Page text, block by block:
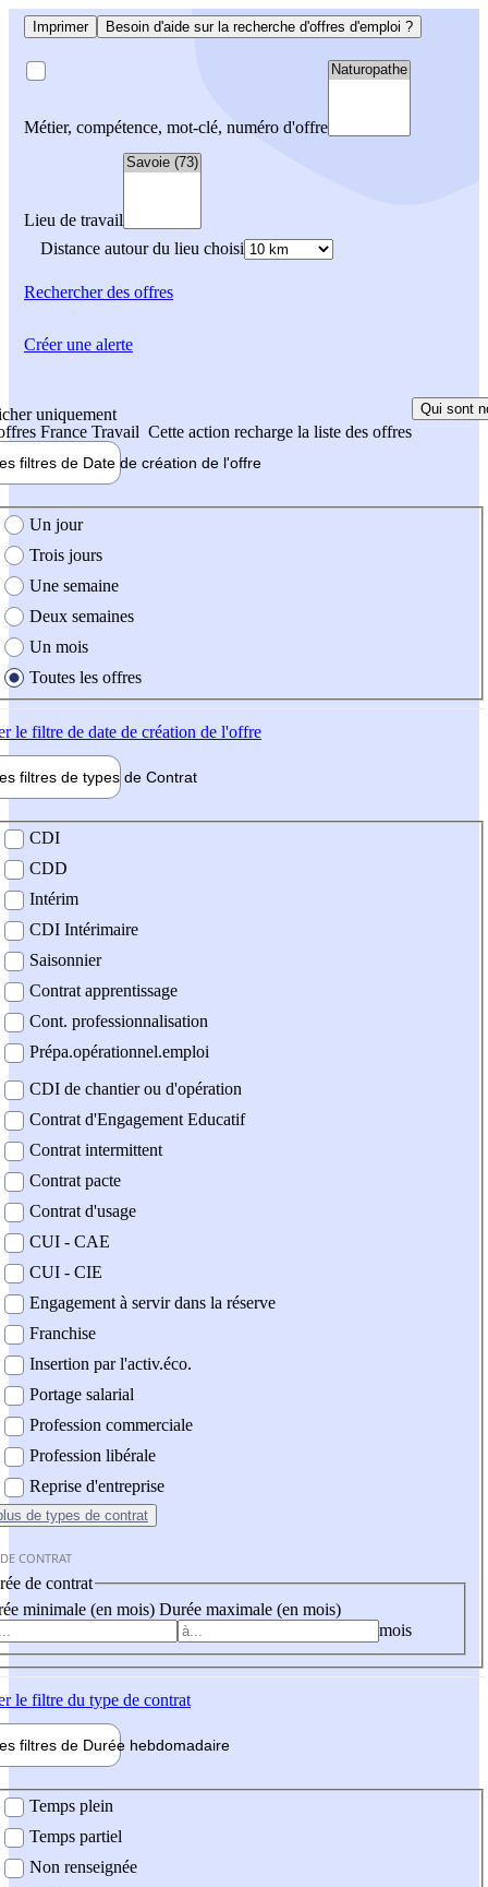
Imprimer Besoin d'aide sur la recherche d'offres d'emploi ?
Métier, compétence, mot-clé, numéro d'offre
Lieu de travail
Distance autour du lieu choisi
Rechercherdes offres
uniquement
France Travail Cette action recharge la liste des offres
Qui sont
filtres de Date de création de l'offre
création de l'offre
Un jour
Trois jours
Une semaine
Deux semaines
Un mois
Toutes les offres
le filtre de date de création de l'offre
filtres de types de Contrat
contrat
CDI
CDD
Intérim
CDI Intérimaire
Saisonnier
Contrat apprentissage
Cont. professionnalisation
Prépa.opérationnel.emploi
CDI de chantier ou d'opération
Contrat d'Engagement Educatif
Contrat intermittent
Contrat pacte
Contrat d'usage
CUI - CAE
CUI - CIE
Engagement à servir dans la réserve
Franchise
Insertion par l'activ.éco.
Portage salarial
Profession commerciale
Profession libérale
Reprise d'entreprise
de types de contrat
CONTRAT
de contrat
minimale (en mois) Durée maximale (en mois)
mois
le filtre du type de contrat
filtres de Durée hebdomadaire
Temps plein
Temps partiel
Non renseignée
Créer une alerte